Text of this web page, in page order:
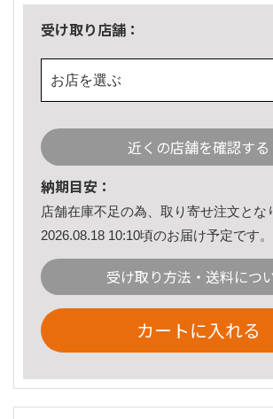
受け取り店舗：
お店を選ぶ
近くの店舗を確認する
納期目安：
店舗在庫不足の為、取り寄せ注文とな
2026.08.18 10:10頃のお届け予定です。
受け取り方法・送料につ
カートに入れる